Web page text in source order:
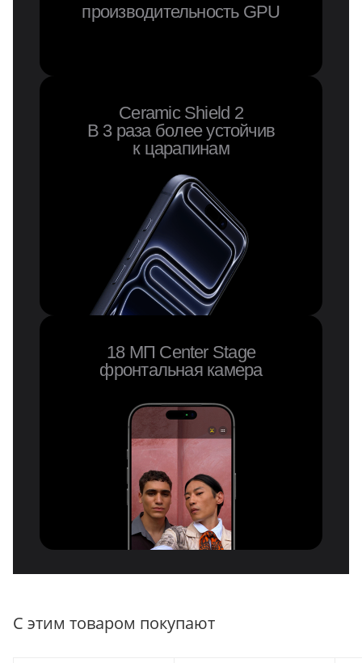
производительность GPU
Ceramic Shield 2
В 3 раза более устойчив
к царапинам
18 МП Center Stage
фронтальная камера
С этим товаром покупают